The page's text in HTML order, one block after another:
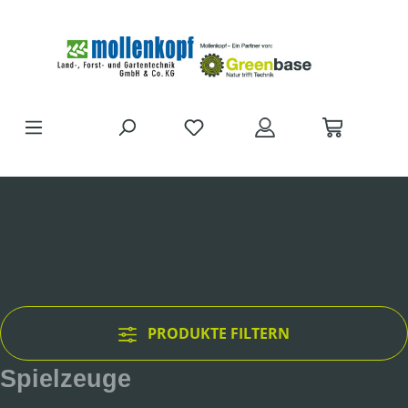
DU HAST 0 PRODUKTE AUF
PRODUKTE FILTERN
Spielzeuge